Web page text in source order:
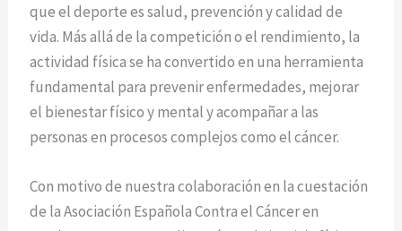
que el deporte es salud, prevención y calidad de
vida. Más allá de la competición o el rendimiento, la
actividad física se ha convertido en una herramienta
fundamental para prevenir enfermedades, mejorar
el bienestar físico y mental y acompañar a las
personas en procesos complejos como el cáncer.
Con motivo de nuestra colaboración en la cuestación
de la Asociación Española Contra el Cáncer en